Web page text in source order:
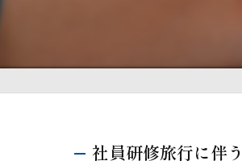
社員研修旅行に伴